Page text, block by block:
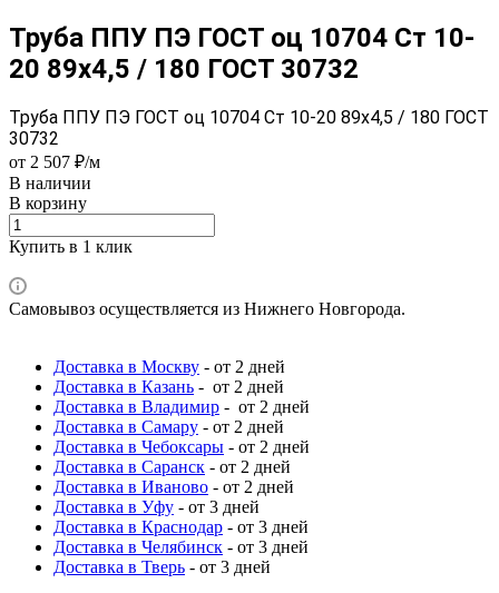
Труба ППУ ПЭ ГОСТ оц 10704 Ст 10-
20 89x4,5 / 180 ГОСТ 30732
Труба ППУ ПЭ ГОСТ оц 10704 Ст 10-20 89x4,5 / 180 ГОСТ
30732
от 2 507 ₽/м
В наличии
В корзину
Купить в 1 клик
Самовывоз осуществляется из Нижнего Новгорода.
Доставка в Москву - от 2 дней
Доставка в Казань - от 2 дней
Доставка в Владимир - от 2 дней
Доставка в Самару - от 2 дней
Доставка в Чебоксары - от 2 дней
Доставка в Саранск - от 2 дней
Доставка в Иваново - от 2 дней
Доставка в Уфу - от 3 дней
Доставка в Краснодар - от 3 дней
Доставка в Челябинск - от 3 дней
Доставка в Тверь - от 3 дней